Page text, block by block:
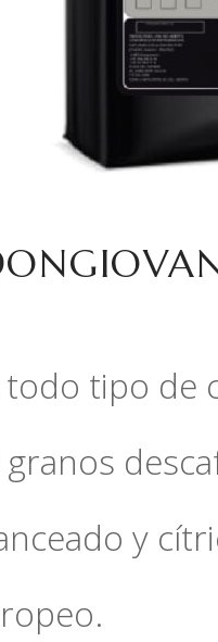
todo tipo de
granos
y